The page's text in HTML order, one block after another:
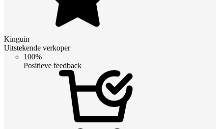
Kinguin
Uitstekende verkoper
100%
Positieve feedback